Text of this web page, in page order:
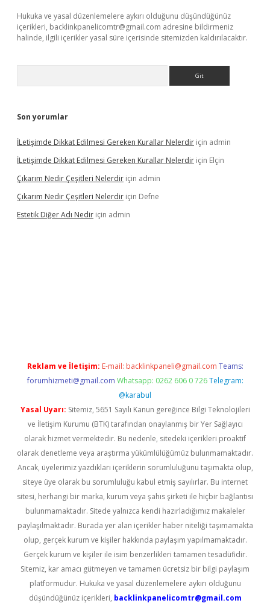
Hukuka ve yasal düzenlemelere aykırı olduğunu düşündüğünüz
içerikleri, backlinkpanelicomtr@gmail.com adresine bildirmeniz
halinde, ilgili içerikler yasal süre içerisinde sitemizden kaldırılacaktır.
Son yorumlar
İLetişimde Dikkat Edilmesi Gereken Kurallar Nelerdir için admin
İLetişimde Dikkat Edilmesi Gereken Kurallar Nelerdir için Elçin
Çıkarım Nedir Çeşitleri Nelerdir için admin
Çıkarım Nedir Çeşitleri Nelerdir için Defne
Estetik Diğer Adı Nedir için admin
Reklam ve İletişim: E-mail: backlinkpaneli@gmail.com Teams:
forumhizmeti@gmail.com Whatsapp: 0262 606 0 726 Telegram:
@karabul
Yasal Uyarı: Sitemiz, 5651 Sayılı Kanun gereğince Bilgi Teknolojileri
ve İletişim Kurumu (BTK) tarafından onaylanmış bir Yer Sağlayıcı
olarak hizmet vermektedir. Bu nedenle, sitedeki içerikleri proaktif
olarak denetleme veya araştırma yükümlülüğümüz bulunmamaktadır.
Ancak, üyelerimiz yazdıkları içeriklerin sorumluluğunu taşımakta olup,
siteye üye olarak bu sorumluluğu kabul etmiş sayılırlar. Bu internet
sitesi, herhangi bir marka, kurum veya şahıs şirketi ile hiçbir bağlantısı
bulunmamaktadır. Sitede yalnızca kendi hazırladığımız makaleler
paylaşılmaktadır. Burada yer alan içerikler haber niteliği taşımamakta
olup, gerçek kurum ve kişiler hakkında paylaşım yapılmamaktadır.
Gerçek kurum ve kişiler ile isim benzerlikleri tamamen tesadüfidir.
Sitemiz, kar amacı gütmeyen ve tamamen ücretsiz bir bilgi paylaşım
platformudur. Hukuka ve yasal düzenlemelere aykırı olduğunu
düşündüğünüz içerikleri, backlinkpanelicomtr@gmail.com